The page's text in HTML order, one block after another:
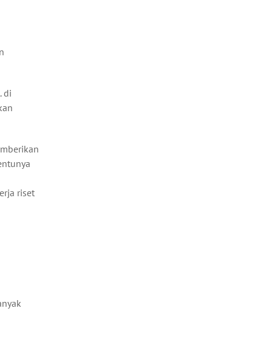
di
riset